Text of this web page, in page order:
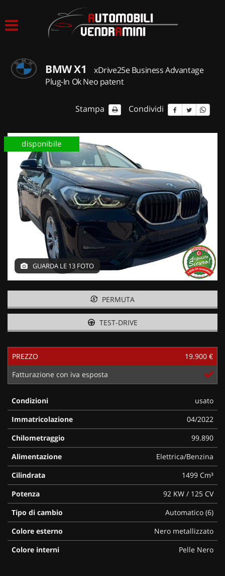
ACQUISTIAMO USATO
CONTATTI
BMW X1
xDrive25e Business Advantage
Plug-In Ok Neo patent
Stampa Condividi
disponibile
GUARDA LE 13 FOTO
PERMUTA
TEST-DRIVE
PREZZO
19.900 €
Fatturazione con iva esposta
Condizioni
usato
Immatricolazione
04/2022
Chilometraggio
99.890
Alimentazione
Elettrica/Benzina
Cilindrata
1499 Cm³
Potenza
92 KW / 125 CV
Tipo di cambio
Automatico (6)
Colore esterno
Nero metallizzato
Colore interni
Pelle Nero